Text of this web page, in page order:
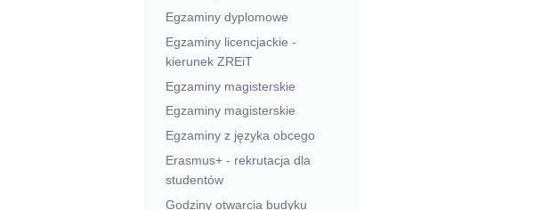
Egzaminy dyplomowe
Egzaminy licencjackie -
kierunek ZREiT
Egzaminy magisterskie
Egzaminy magisterskie
Egzaminy z języka obcego
Erasmus+ - rekrutacja dla
studentów
Godziny otwarcia budyku